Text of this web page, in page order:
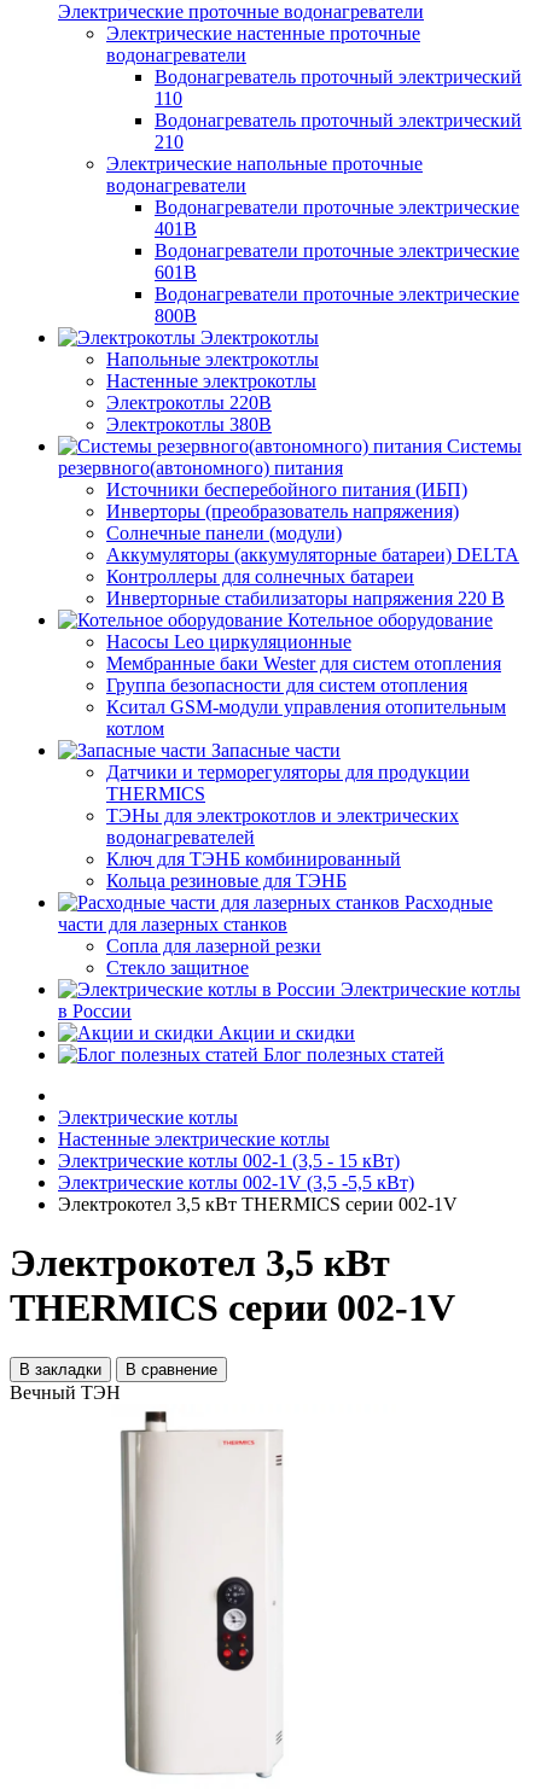
Электрические проточные водонагреватели
Электрические настенные проточные
водонагреватели
Водонагреватель проточный электрический
110
Водонагреватель проточный электрический
210
Электрические напольные проточные
водонагреватели
Водонагреватели проточные электрические
401В
Водонагреватели проточные электрические
601В
Водонагреватели проточные электрические
800В
Электрокотлы
Напольные электрокотлы
Настенные электрокотлы
Электрокотлы 220В
Электрокотлы 380В
Системы
резервного(автономного) питания
Источники бесперебойного питания (ИБП)
Инверторы (преобразователь напряжения)
Солнечные панели (модули)
Аккумуляторы (аккумуляторные батареи) DELTA
Контроллеры для солнечных батареи
Инверторные стабилизаторы напряжения 220 В
Котельное оборудование
Насосы Leo циркуляционные
Мембранные баки Wester для систем отопления
Группа безопасности для систем отопления
Кситал GSM-модули управления отопительным
котлом
Запасные части
Датчики и терморегуляторы для продукции
THERMICS
ТЭНы для электрокотлов и электрических
водонагревателей
Ключ для ТЭНБ комбинированный
Кольца резиновые для ТЭНБ
Расходные
части для лазерных станков
Сопла для лазерной резки
Стекло защитное
Электрические котлы
в России
Акции и скидки
Блог полезных статей
Электрические котлы
Настенные электрические котлы
Электрические котлы 002-1 (3,5 - 15 кВт)
Электрические котлы 002-1V (3,5 -5,5 кВт)
Электрокотел 3,5 кВт THERMICS серии 002-1V
Электрокотел 3,5 кВт
THERMICS серии 002-1V
В закладки В сравнение
Вечный ТЭН